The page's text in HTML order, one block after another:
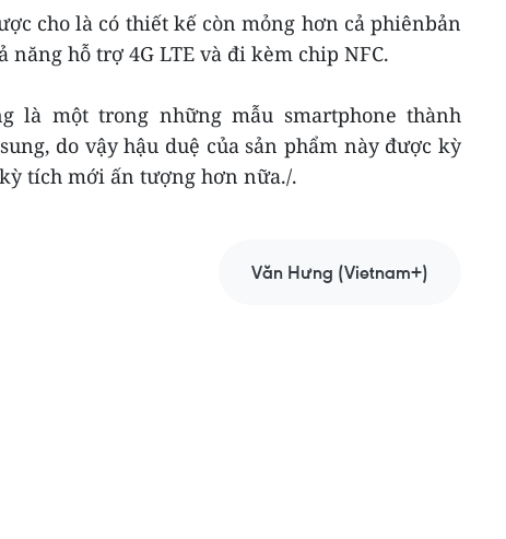
cho là có thiết kế còn mỏng hơn cả phiênbản
năng hỗ trợ 4G LTE và đi kèm chip NFC.
là một trong những mẫu smartphone thành
do vậy hậu duệ của sản phẩm này được kỳ
tích mới ấn tượng hơn nữa./.
Văn Hưng (Vietnam+)